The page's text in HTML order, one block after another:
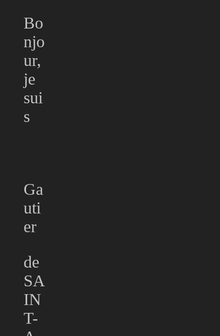
Bo
njo
ur,
je
sui
s
Ga
uti
er
de
SA
IN
T-